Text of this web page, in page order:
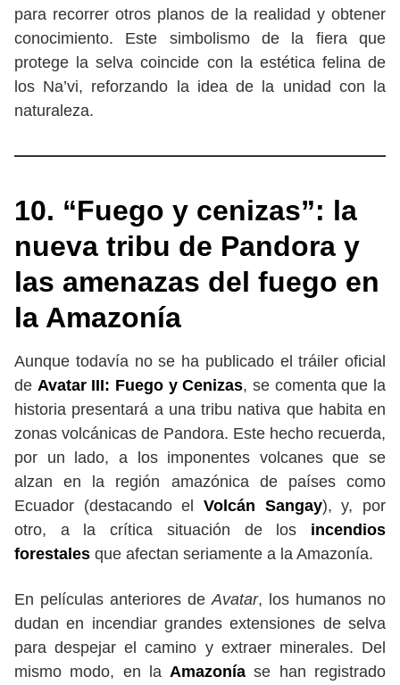
para recorrer otros planos de la realidad y obtener
conocimiento. Este simbolismo de la fiera que
protege la selva coincide con la estética felina de
los Na’vi, reforzando la idea de la unidad con la
naturaleza.
10. “Fuego y cenizas”: la
nueva tribu de Pandora y
las amenazas del fuego en
la Amazonía
Aunque todavía no se ha publicado el tráiler oficial
de Avatar III: Fuego y Cenizas, se comenta que la
historia presentará a una tribu nativa que habita en
zonas volcánicas de Pandora. Este hecho recuerda,
por un lado, a los imponentes volcanes que se
alzan en la región amazónica de países como
Ecuador (destacando el Volcán Sangay), y, por
otro, a la crítica situación de los incendios
forestales que afectan seriamente a la Amazonía.
En películas anteriores deAvatar, los humanos no
dudan en incendiar grandes extensiones de selva
para despejar el camino y extraer minerales. Del
mismo modo, en laAmazonía se han registrado